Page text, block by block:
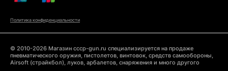
Политика конфиденциальности
© 2010-2026 Магазин cccp-gun.ru специализируется на продаже
пневматического оружия, пистолетов, винтовок, средств самообороны,
Airsoft (страйкбол), луков, арбалетов, снаряжения и много другого